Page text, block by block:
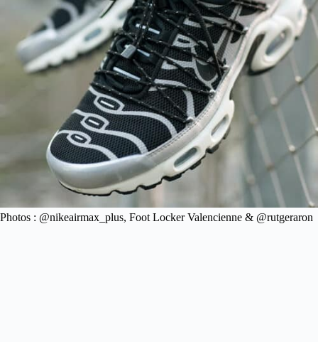
Photos : @nikeairmax_plus, Foot Locker Valencienne & @rutgeraron